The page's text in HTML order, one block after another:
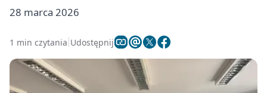
28 marca 2026
1 min czytania Udostępnij